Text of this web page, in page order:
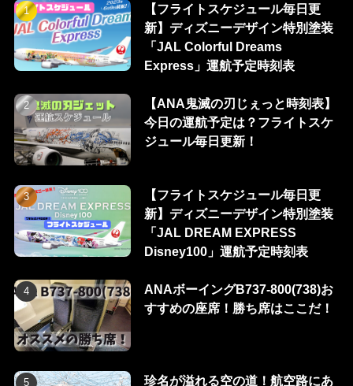
【フライトスケジュール毎日更
新】ディズニーデザイン特別塗装
「JAL Colorful Dreams
Express」運航予定時刻表
【ANA鬼滅の刃じぇっと時刻表】
今日の運航予定は？フライトスケ
ジュール毎日更新！
【フライトスケジュール毎日更
新】ディズニーデザイン特別塗装
「JAL DREAM EXPRESS
Disney100」運航予定時刻表
ANAボーイングB737-800(738)お
すすめの座席！勝ち席はここだ！
珍名が溢れる空の道！航空路にあ